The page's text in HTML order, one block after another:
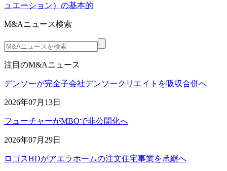
ュエーション）の基本的
M&Aニュース検索
注目のM&Aニュース
デンソーが完全子会社デンソークリエイトを吸収合併へ
2026年07月13日
フューチャーがMBOで非公開化へ
2026年07月29日
ロゴスHDがアエラホームの注文住宅事業を承継へ